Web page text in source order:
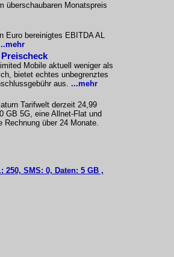
überschaubaren Monatspreis
Euro bereinigtes EBITDA AL
Mobile aktuell weniger als
bietet echtes unbegrenztes
aus. ...mehr
Tarifwelt derzeit 24,99
GB 5G, eine Allnet-Flat und
über 24 Monate.
SMS: 0, Daten: 5 GB ,